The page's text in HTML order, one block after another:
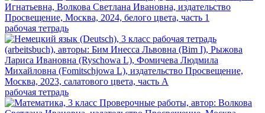
рабочая тетрадь
рабочая тетрадь